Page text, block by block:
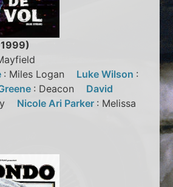
: Miles Logan Luke Wilson :
: Deacon David
Nicole Ari Parker : Melissa